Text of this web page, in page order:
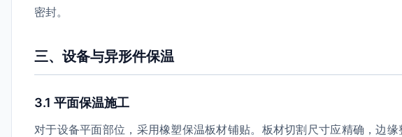
密封。
三、设备与异形件保温
3.1 平面保温施工
对于设备平面部位，采用橡塑保温板材铺贴。板材切割尺寸应精确，边